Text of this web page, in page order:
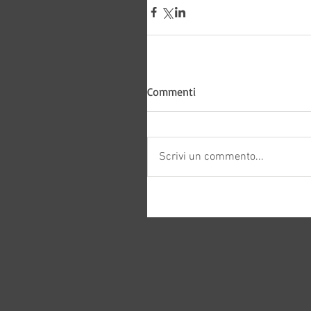
Commenti
Scrivi un commento...